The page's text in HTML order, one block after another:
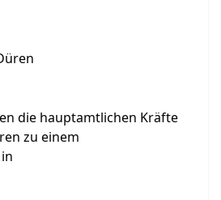
die hauptamtlichen Kräfte
zu einem